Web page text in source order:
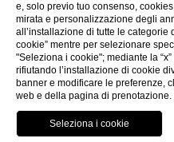
PRIVACY
COOKIE
CODICI GDS
e, solo previo tuo consenso,
mirata e personalizzazione degli
all’installazione di tutte le categorie
cookie” mentre per selezionare
"Seleziona i cookie"; mediante la
rifiutando l’installazione di cookie
banner e modificare le preferenze,
web e della pagina di